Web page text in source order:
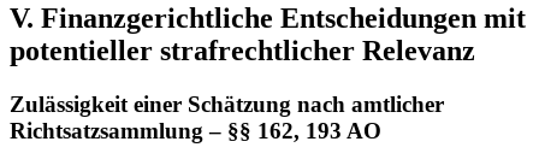
V. Finanzgerichtliche Entscheidungen mit
potentieller strafrechtlicher Relevanz
Zulässigkeit einer Schätzung nach amtlicher
Richtsatzsammlung – §§ 162, 193 AO